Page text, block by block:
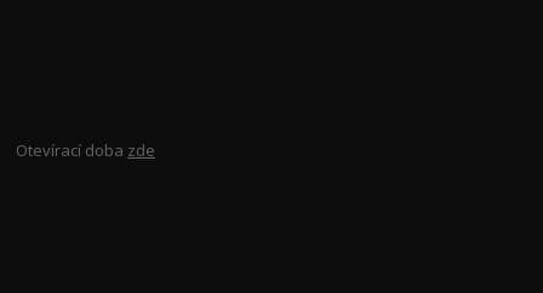
Otevírací doba zde